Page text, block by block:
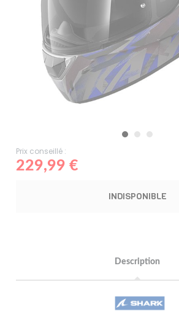
Prix conseillé :
229,99 €
INDISPONIBLE
Description